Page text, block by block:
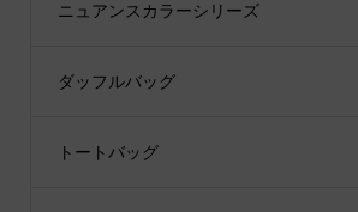
ニュアンスカラーシリーズ
ダッフルバッグ
トートバッグ